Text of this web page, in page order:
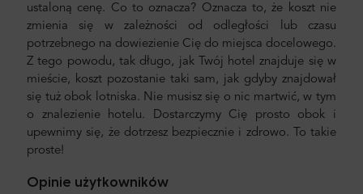
ustaloną cenę. Co to oznacza? Oznacza to, że koszt nie
zmienia się w zależności od odległości lub czasu
potrzebnego na dowiezienie Cię do miejsca docelowego.
Z tego powodu, tak długo, jak Twój hotel znajduje się w
mieście, koszt pozostanie taki sam, jak gdyby znajdował
się tuż obok lotniska. Nie musisz się o nic martwić, w tym
o znalezienie hotelu. Dostarczymy Cię prosto obok i
upewnimy się, że dotrzesz bezpiecznie i zdrowo. To takie
proste!
Opinie użytkowników